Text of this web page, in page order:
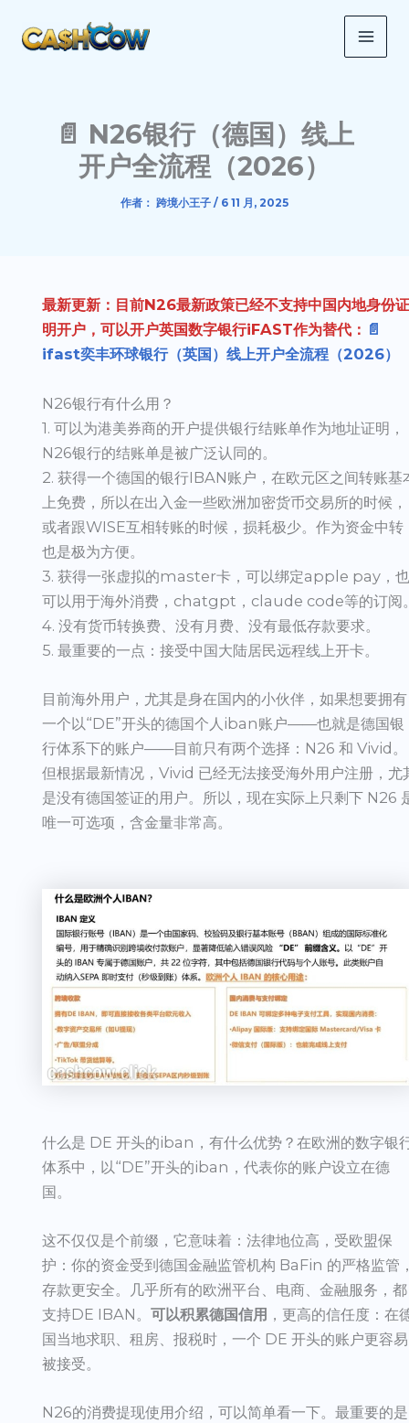
📄 N26银行（德国）线上
开户全流程（2026）
作者： 跨境小王子 / 6 11 月, 2025
最新更新：目前N26最新政策已经不支持中国内地身份证
明开户，可以开户英国数字银行iFAST作为替代： 📄
ifast奕丰环球银行（英国）线上开户全流程（2026）
N26银行有什么用？
1. 可以为港美券商的开户提供银行结账单作为地址证明，
N26银行的结账单是被广泛认同的。
2. 获得一个德国的银行IBAN账户，在欧元区之间转账基
上免费，所以在出入金一些欧洲加密货币交易所的时候，
或者跟WISE互相转账的时候，损耗极少。作为资金中转
也是极为方便。
3. 获得一张虚拟的master卡，可以绑定apple pay，也
可以用于海外消费，chatgpt，claude code等的订阅
4. 没有货币转换费、 没有月费、 没有最低存款要求。
5. 最重要的一点：接受中国大陆居民远程线上开卡。
目前海外用户，尤其是身在国内的小伙伴，如果想要拥有
一个以“DE”开头的德国个人iban账户——也就是德国银
行体系下的账户——目前只有两个选择：N26 和 Vivid。
但根据最新情况，Vivid 已经无法接受海外用户注册，尤
是没有德国签证的用户。所以，现在实际上只剩下 N26
唯一可选项，含金量非常高。
什么是 DE 开头的iban，有什么优势？在欧洲的数字银
体系中，以“DE”开头的iban，代表你的账户设立在德
国。
这不仅仅是个前缀，它意味着：法律地位高，受欧盟保
护：你的资金受到德国金融监管机构 BaFin 的严格监管
存款更安全。几乎所有的欧洲平台、电商、金融服务，都
支持DE IBAN。 可以积累德国信用 ，更高的信任度：在
国当地求职、租房、报税时，一个 DE 开头的账户更容易
被接受。
N26的消费提现使用介绍，可以简单看一下。最重要的是